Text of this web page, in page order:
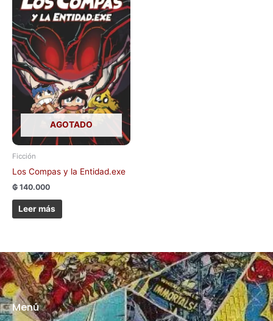
AGOTADO
Ficción
Los Compas y la Entidad.exe
₲ 140.000
Leer más
Menú